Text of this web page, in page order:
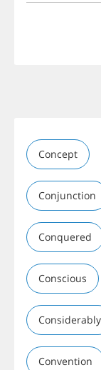
Concept
Conjunction
Conquered
Conscious
Considerably
Convention